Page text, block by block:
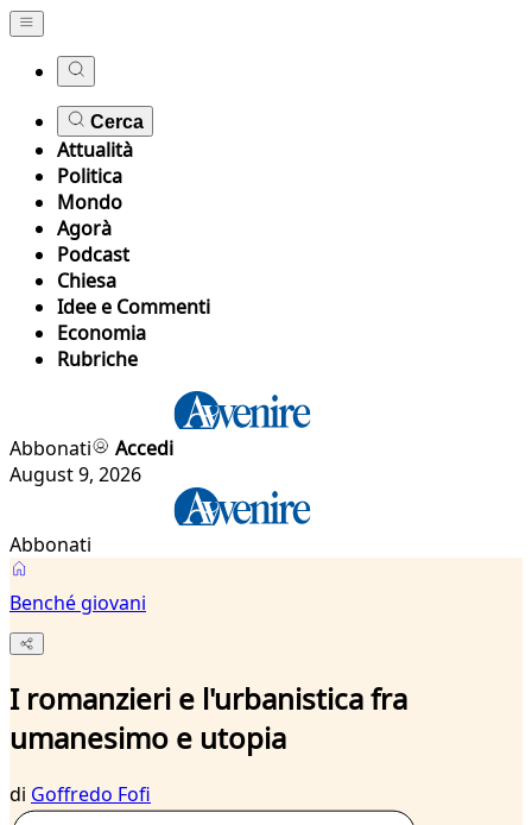
Cerca
Attualità
Politica
Mondo
Agorà
Podcast
Chiesa
Idee e Commenti
Economia
Rubriche
Abbonati
Accedi
August 9, 2026
Abbonati
Benché giovani
I romanzieri e l'urbanistica fra
umanesimo e utopia
di Goffredo Fofi